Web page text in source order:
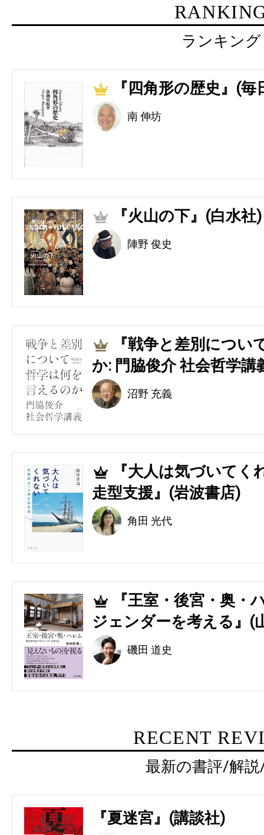
ランキング
1 『四角形の歴史』(毎
南 伸坊
2 『火山の下』(白水社)
陣野 俊史
3
『戦争と差別につ
か: 門脇俊介 社会哲学講
沼野 充義
4
『大人は気づいてく
走型支援』(岩波書店)
角田 光代
5
『王室・後宮・奥・
ジェンダーを考える』(
磯田 道史
RECENT
最新の書評/解
『夏迷宮』(講談社)